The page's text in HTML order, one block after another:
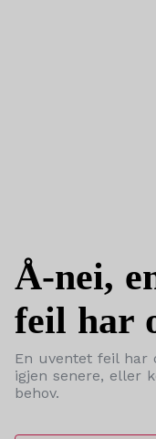
Å-nei,
feil har
En uventet feil har
igjen senere, eller
behov.